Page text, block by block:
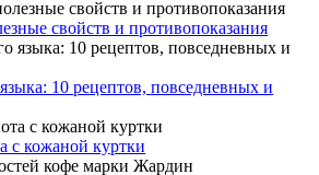
свойств и противопоказания
10 рецептов, повседневных и
с кожаной куртки